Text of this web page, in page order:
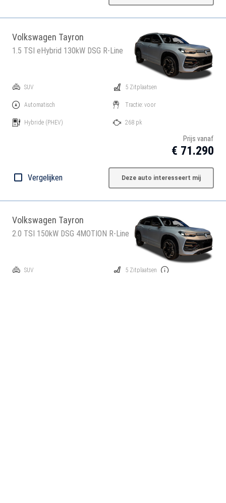
Volkswagen Tayron
1.5 TSI eHybrid 130kW DSG R-Line
SUV
Automatisch
Hybride (PHEV)
5 Zitplaatsen
Tractie: voor
268 pk
Prijs vanaf
€ 71.290
Vergelijken Deze auto interesseert mij
Volkswagen Tayron
2.0 TSI 150kW DSG 4MOTION R-Line
SUV 5 Zitplaatsen